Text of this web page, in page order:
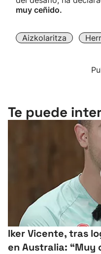
muy ceñido.
Aizkolaritza
Te puede
Iker Vicente, tras
en Australia: